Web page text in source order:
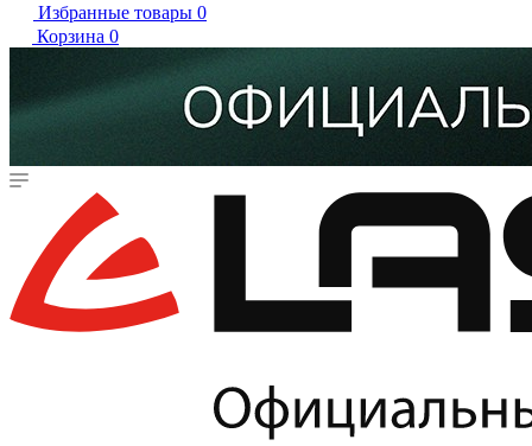
Избранные товары 0
Корзина 0